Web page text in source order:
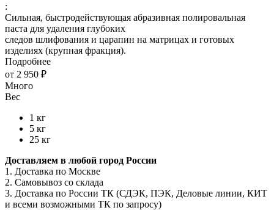
:
Сильная, быстродействующая абразивная полировальная
паста для удаления глубоких
следов шлифования и царапин на матрицах и готовых
изделиях (крупная фракция).
Подробнее
от 2 950 ₽
Много
Вес
1 кг
5 кг
25 кг
Доставляем в любой город России
1. Доставка по Москве
2. Самовывоз со склада
3. Доставка по России ТК (СДЭК, ПЭК, Деловые линии, КИТ
и всеми возможными ТК по запросу)